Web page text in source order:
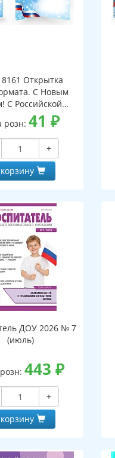
Открытка
С Новым
С Российской
Без текста
фольга)
розн:41₽
+
ДОУ 2026 № 7
(июль)
443 ₽
+